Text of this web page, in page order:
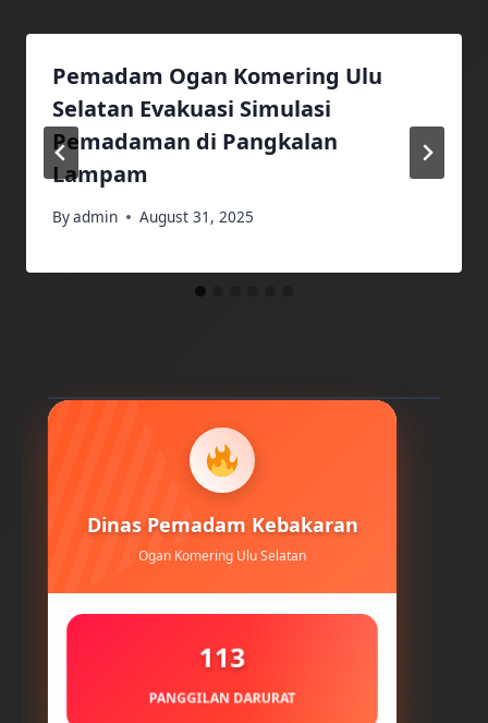
Pemadam Ogan Komering Ulu
Selatan Evakuasi Simulasi
Pemadaman di Pangkalan
Lampam
Byadmin August 31, 2025
Dinas Pemadam Kebakaran
Ogan Komering Ulu Selatan
113
PANGGILAN DARURAT